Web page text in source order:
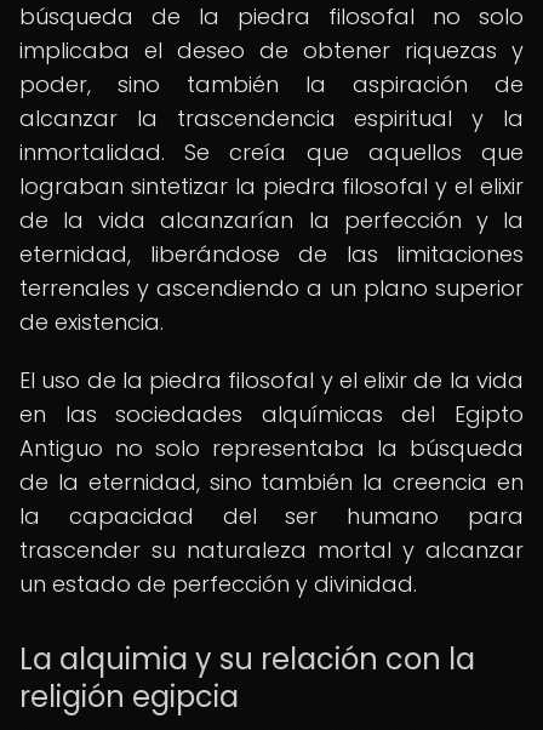
búsqueda de la piedra filosofal no solo
implicaba el deseo de obtener riquezas y
poder, sino también la aspiración de
alcanzar la trascendencia espiritual y la
inmortalidad. Se creía que aquellos que
lograban sintetizar la piedra filosofal y el elixir
de la vida alcanzarían la perfección y la
eternidad, liberándose de las limitaciones
terrenales y ascendiendo a un plano superior
de existencia.
El uso de la piedra filosofal y el elixir de la vida
en las sociedades alquímicas del Egipto
Antiguo no solo representaba la búsqueda
de la eternidad, sino también la creencia en
la capacidad del ser humano para
trascender su naturaleza mortal y alcanzar
un estado de perfección y divinidad.
La alquimia y su relación con la
religión egipcia